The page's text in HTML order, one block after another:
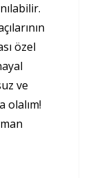
özel
ve
olalım!